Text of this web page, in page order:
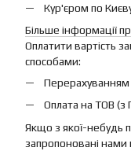
Кур'єром по
Більше інформації
Оплатити вартість
способами:
Перерахуванням
Оплата на ТОВ (з
Якщо з якої-небудь
запропоновані нами